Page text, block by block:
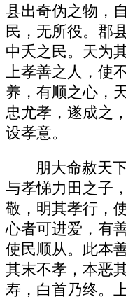
县出奇伪之物，
民，无所役。郡
中夭之民。天为
上孝善之人，使
养，有顺之心，
忠尤孝，遂成之
设孝意。
朋大命赦天
与孝悌力田之子
敬，明其孝行，
心者可进爱，有
使民顺从。此本
其末不孝，本恶
寿，白首乃终。